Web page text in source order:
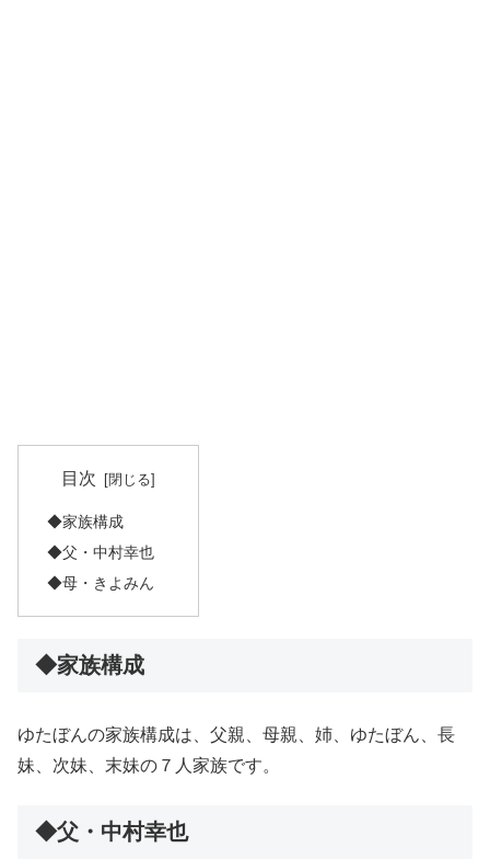
目次
◆家族構成
◆父・中村幸也
◆母・きよみん
◆家族構成
ゆたぼんの家族構成は、父親、母親、姉、ゆたぼん、長
妹、次妹、末妹の７人家族です。
◆父・中村幸也